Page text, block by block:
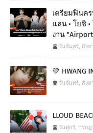
เตรียมฟินค
แลน • โยชิ
งาน
วันจันทร์, สิงห
💛 HWANG
วันจันทร์, สิงห
LLOUD
วันศุกร์, กรกฎ